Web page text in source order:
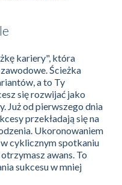
kariery", która
Ścieżka
a to Ty
się rozwijać jako
Już od pierwszego dnia
przekładają się na
Ukoronowaniem
cyklicznym spotkaniu
awans. To
sukcesu w mniej